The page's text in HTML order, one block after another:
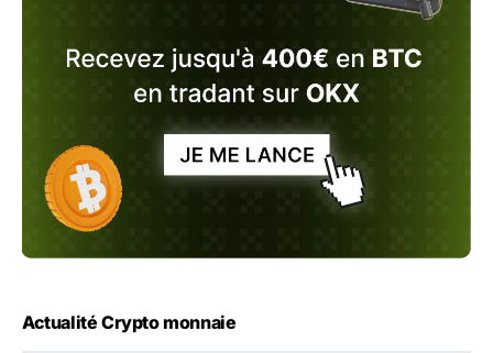
Actualité Crypto monnaie